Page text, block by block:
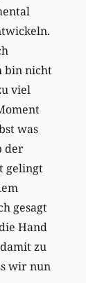
bin nicht
viel
was
der
gelingt
gesagt
Hand
zu
wir nun